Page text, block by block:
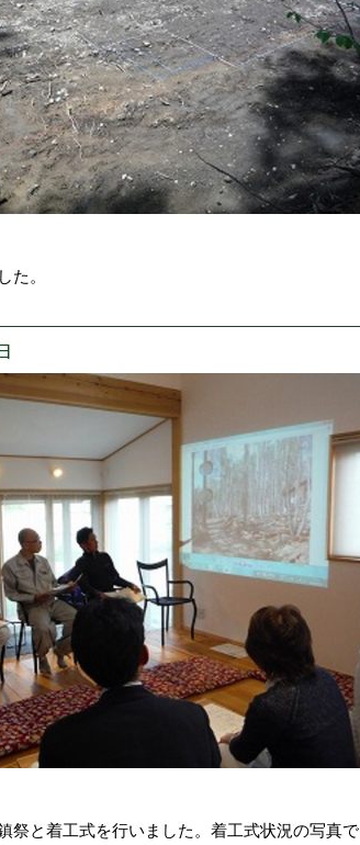
た。
祭と着工式を行いました。着工式状況の写真で